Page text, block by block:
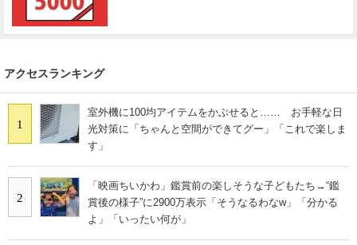
アクセスランキング
1
室外機に100均アイテムをかぶせると…… お手軽な日
光対策に「ちゃんと空間ができてグー」「これで楽しま
す」
2
「映画ちいかわ」鑑賞前の楽しそうな子どもたち→“鑑
賞後の様子”に2900万表示「そうなるわなw」「分かる
よ」「いったい何が」